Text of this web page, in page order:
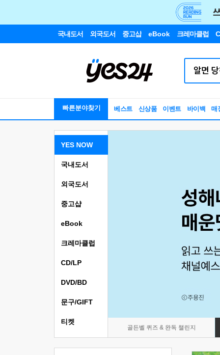
국내도서 외국도서 중고샵 eBook 크레마클럽
빠른분야찾기 베스트 신상품 이벤트 바이백 매
YES NOW
골든벨 퀴즈 & 완독 챌린지
국내도서
외국도서
중고샵
eBook
크레마클럽
CD/LP
DVD/BD
문구/GIFT
티켓